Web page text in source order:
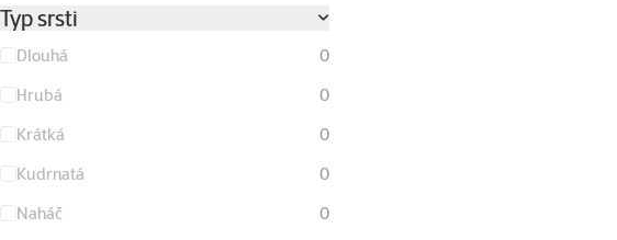
Typ srsti
Dlouhá
0
Hrubá
0
Krátká
0
Kudrnatá
0
Naháč
0